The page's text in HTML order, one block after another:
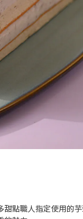
甜點職人指定使用的